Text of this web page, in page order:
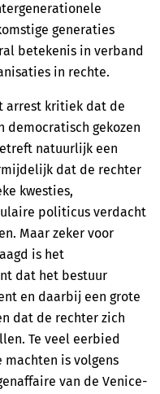
generaties
betekenis in verband
in rechte.
arrest kritiek dat de
democratisch gekozen
natuurlijk een
dat de rechter
kwesties,
politicus verdacht
Maar zeker voor
is het
dat het bestuur
en daarbij een grote
dat de rechter zich
Te veel eerbied
is volgens
van de Venice-